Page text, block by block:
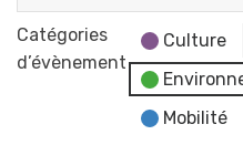
Comité
des
Fêtes
commémorative
de
Catégories
d’évènement
Culture
Mobilité